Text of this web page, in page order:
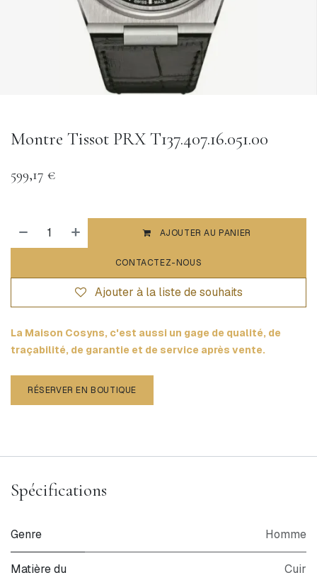
Montre Tissot PRX T137.407.16.051.00
599,17 €
AJOUTER AU PANIER
CONTACTEZ-NOUS
Ajouter à la liste de souhaits
La Maison Cosyns, c'est aussi un gage de qualité, de
traçabilité, de garantie et de service après vente.
RÉSERVER EN BOUTIQUE
Spécifications
Genre Homme
Matière du
Cuir